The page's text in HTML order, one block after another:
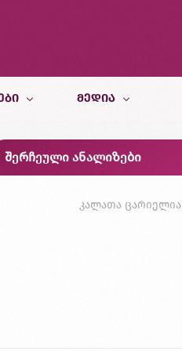
სამსახური
ᲛᲔᲓᲘᲐ
სიახლეები
შერჩეული ანალიზები
კალათა ცარიელია